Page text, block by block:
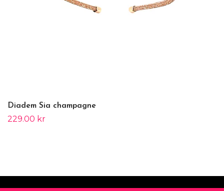
Diadem Sia champagne
229.00 kr